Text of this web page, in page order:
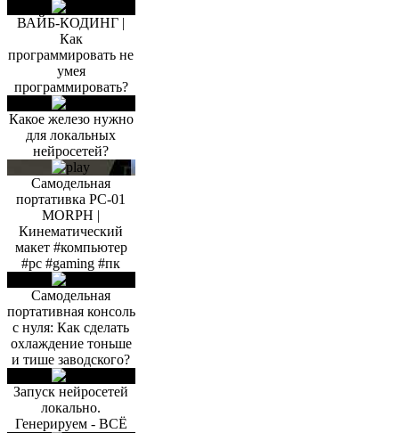
ВАЙБ-КОДИНГ |
Как
программировать не
умея
программировать?
Какое железо нужно
для локальных
нейросетей?
Самодельная
портативка PC-01
MORPH |
Кинематический
макет #компьютер
#pc #gaming #пк
Самодельная
портативная консоль
с нуля: Как сделать
охлаждение тоньше
и тише заводского?
Запуск нейросетей
локально.
Генерируем - ВСЁ